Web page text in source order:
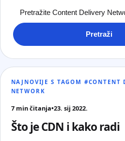
Pretraži
NAJNOVIJE S TAGOM #CONTENT
NETWORK
7 min čitanja•23. sij 2022.
Što je CDN i kako radi